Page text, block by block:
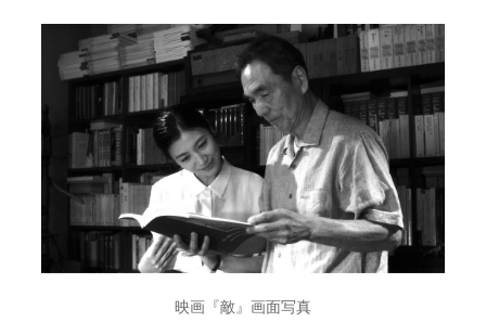
映画『敵』画面写真